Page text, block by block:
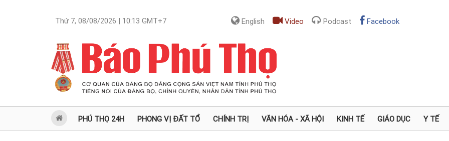
Thứ 7, 08/08/2026 | 10:13 GMT+7 English Video Podcast Facebook
PHÚ THỌ 24H PHONG VỊ ĐẤT TỔ CHÍNH TRỊ VĂN HÓA - XÃ HỘI KINH TẾ GIÁO DỤC Y TẾ